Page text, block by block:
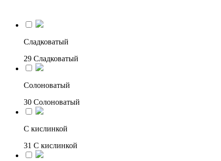
Сладковатый
29 Сладковатый
Солоноватый
30 Солоноватый
С кислинкой
31 С кислинкой